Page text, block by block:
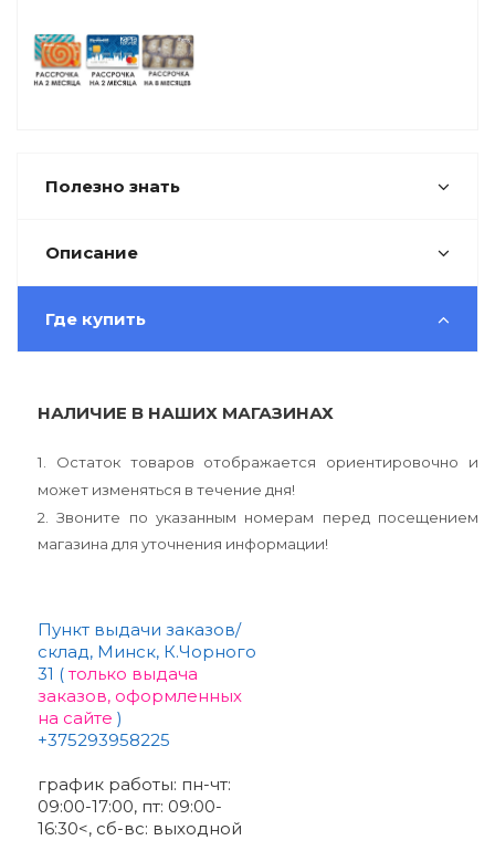
Описание
Полезно знать
Где купить
НАЛИЧИЕ В НАШИХ МАГАЗИНАХ
1. Остаток товаров отображается ориентировочно и
может изменяться в течение дня!
2. Звоните по указанным номерам перед посещением
магазина для уточнения информации!
Пункт выдачи заказов/
склад, Минск, К.Чорного
31 (только выдача
заказов, оформленных
на сайте )
+375293958225
график работы: пн-чт:
09:00-17:00, пт: 09:00-
16:30<, сб-вс: выходной